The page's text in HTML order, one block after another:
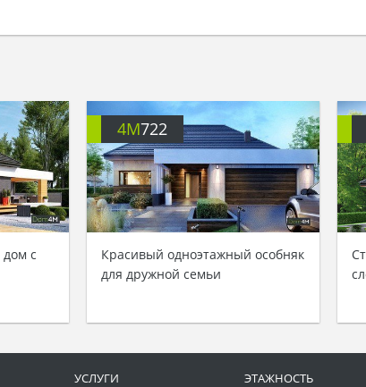
с
4M722
Красивый одноэтажный особняк
для дружной семьи
УСЛУГИ
ЭТАЖНОСТЬ